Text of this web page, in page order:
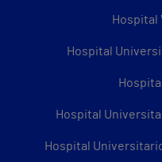
Hospital
Hospital
Hospital
Hospital